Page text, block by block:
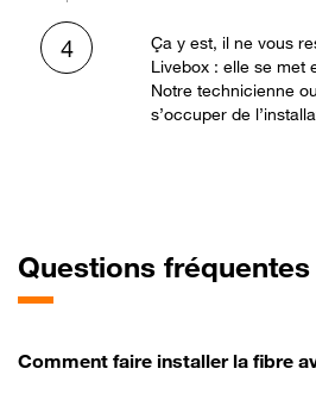
4
Ça y est, il ne vous
Livebox : elle se met
Notre technicienne
s’occuper de
Questions fréquentes
Comment faire installer la fibre